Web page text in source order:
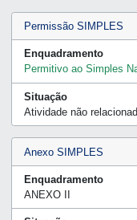
Permissão SIMPLES
Enquadramento
Permitivo ao Simples
Situação
Atividade não
Anexo SIMPLES
Enquadramento
ANEXO II